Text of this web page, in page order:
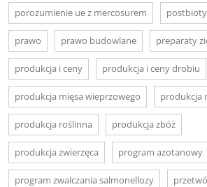
porozumienie ue z mercosurem
prawo prawo budowlane preparaty
produkcja i ceny produkcja i ceny drobiu
produkcja mięsa wieprzowego produkcja
produkcja roślinna produkcja zbóż
produkcja zwierzęca program azotanowy
program zwalczania salmonellozy